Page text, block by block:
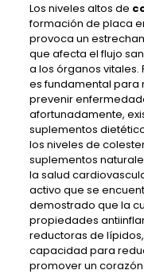
Los niveles altos de
formación de placa
provoca un
que afecta el flujo
a los órganos vitales.
es fundamental para
prevenir
afortunadamente,
suplementos
los niveles de
suplementos
la salud
activo que se
demostrado que la
propiedades
reductoras de
capacidad para
promover un